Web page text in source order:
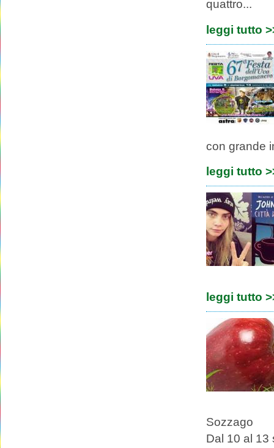
quattro...
leggi tutto
con grande
leggi tutto
leggi tutto
Sozzago
Dal 10 al 13